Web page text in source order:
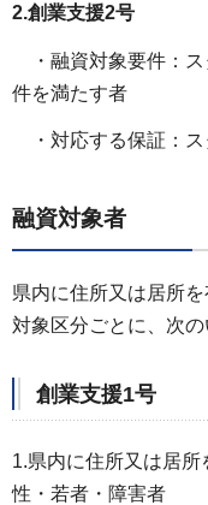
2.創業支援2号
・融資対象要件：ス
件を満たす者
・対応する保証：ス
融資対象者
県内に住所又は居所
対象区分ごとに、次
創業支援1号
1.県内に住所又は居
性・若者・障害者